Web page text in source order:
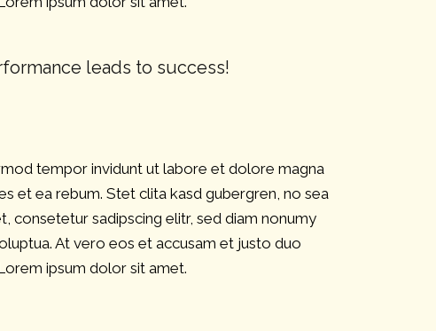
leads to success!
tempor invidunt ut labore et dolore magna
et ea rebum. Stet clita kasd gubergren, no sea
consetetur sadipscing elitr, sed diam nonumy
At vero eos et accusam et justo duo
ipsum dolor sit amet.